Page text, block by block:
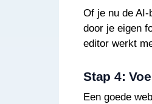
Of je nu de
door je eigen
editor werkt
Stap 4:
Een goede